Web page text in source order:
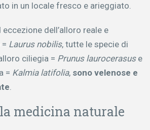
in un locale fresco e arieggiato.
dell’alloro reale e
Laurus nobilis, tutte le specie di
ciliegia = Prunus laurocerasuse
= Kalmia latifolia, sono velenose e
.
medicina naturale